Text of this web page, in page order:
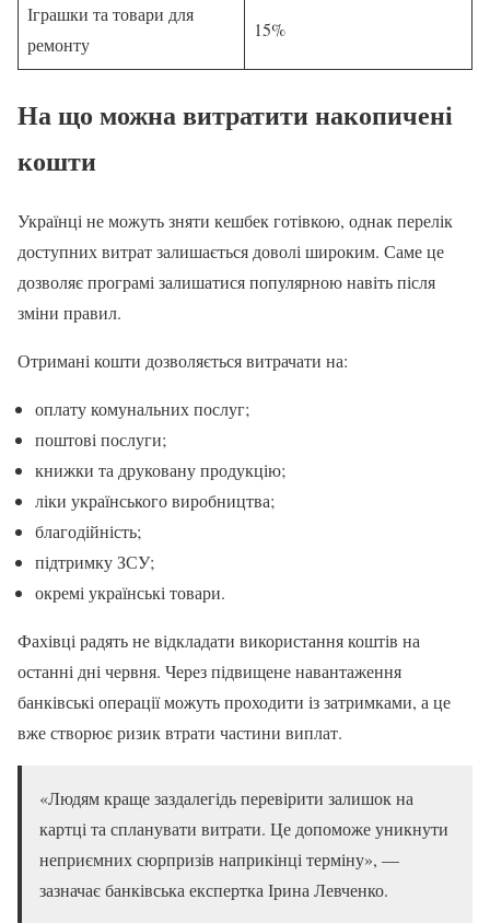
Іграшки та товари для
ремонту
15%
На що можна витратити накопичені
кошти
Українці не можуть зняти кешбек готівкою, однак перелік
доступних витрат залишається доволі широким. Саме це
дозволяє програмі залишатися популярною навіть після
зміни правил.
Отримані кошти дозволяється витрачати на:
оплату комунальних послуг;
поштові послуги;
книжки та друковану продукцію;
ліки українського виробництва;
благодійність;
підтримку ЗСУ;
окремі українські товари.
Фахівці радять не відкладати використання коштів на
останні дні червня. Через підвищене навантаження
банківські операції можуть проходити із затримками, а це
вже створює ризик втрати частини виплат.
«Людям краще заздалегідь перевірити залишок на
картці та спланувати витрати. Це допоможе уникнути
неприємних сюрпризів наприкінці терміну», —
зазначає банківська експертка Ірина Левченко.